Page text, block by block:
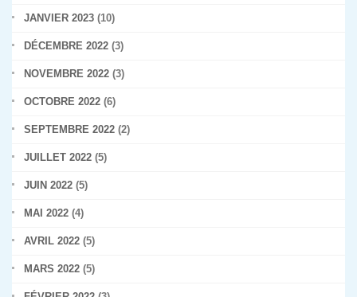
JANVIER 2023 (10)
DÉCEMBRE 2022 (3)
NOVEMBRE 2022 (3)
OCTOBRE 2022 (6)
SEPTEMBRE 2022 (2)
JUILLET 2022 (5)
JUIN 2022 (5)
MAI 2022 (4)
AVRIL 2022 (5)
MARS 2022 (5)